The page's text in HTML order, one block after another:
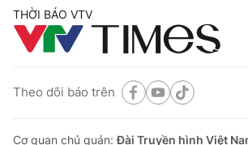
THỜI BÁO VTV
Theo dõi báo trên
Cơ quan chủ quản:Đài Truyền hình Việt